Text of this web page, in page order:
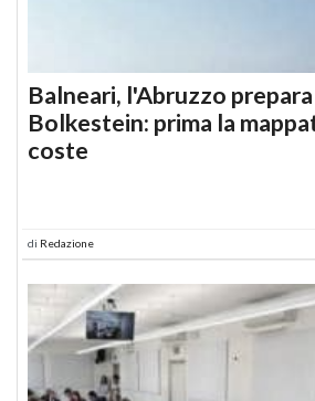
Balneari, l'Abruzzo
Bolkestein: prima la
coste
di Redazione